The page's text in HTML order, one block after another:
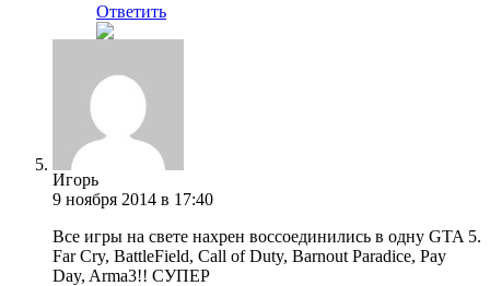
Ответить
Игорь
9 ноября 2014 в 17:40
Все игры на свете нахрен воссоединились в одну GTA 5.
Far Cry, BattleField, Call of Duty, Barnout Paradice, Pay
Day, Arma3!! СУПЕР